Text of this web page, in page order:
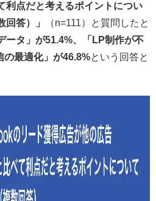
利点だと考えるポイントについ
答）」
（n=111）と質問したと
ータ」が51.4%、「LP制作が不
の最適化」が46.8%という回答と